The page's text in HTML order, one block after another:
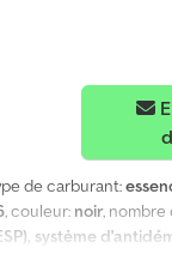
de carburant:
, couleur: noir, nombre
système